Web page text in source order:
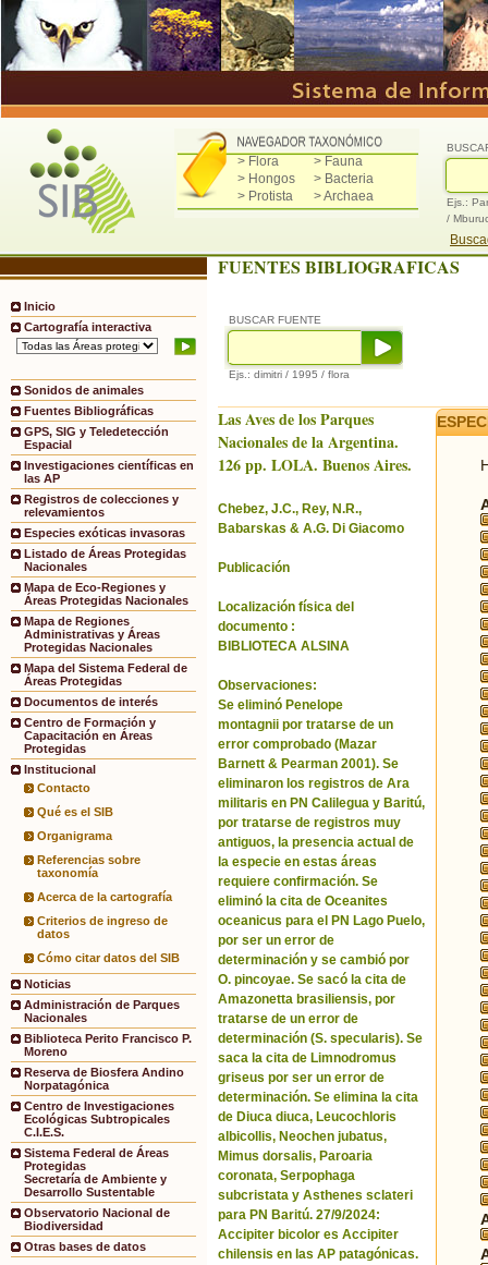
> Flora
> Fauna
> Hongos
> Bacteria
> Protista
> Archaea
Ejs.:
/
Inicio
Cartografía interactiva
Sonidos de animales
Fuentes Bibliográficas
GPS, SIG y Teledetección
Espacial
Investigaciones científicas en
las AP
Registros de colecciones y
relevamientos
Especies exóticas invasoras
Listado de Áreas Protegidas
Nacionales
Mapa de Eco-Regiones y
Áreas Protegidas Nacionales
Mapa de Regiones
Administrativas y Áreas
Protegidas Nacionales
Mapa del Sistema Federal de
Áreas Protegidas
Documentos de interés
Centro de Formación y
Capacitación en Áreas
Protegidas
Institucional
Contacto
Qué es el SIB
Organigrama
Referencias sobre
taxonomía
Acerca de la cartografía
Criterios de ingreso de
datos
Cómo citar datos del SIB
Noticias
Administración de Parques
Nacionales
Biblioteca Perito Francisco P.
Moreno
Reserva de Biosfera Andino
Norpatagónica
Centro de Investigaciones
Ecológicas Subtropicales
C.I.E.S.
Sistema Federal de Áreas
Protegidas
Secretaría de Ambiente y
Desarrollo Sustentable
Observatorio Nacional de
Biodiversidad
Otras bases de datos
FUENTES BIBLIOGRAFICAS
BUSCAR FUENTE
Ejs.: dimitri / 1995 / flora
Las Aves de los Parques
Nacionales de la Argentina.
126 pp. LOLA. Buenos Aires.
Chebez, J.C., Rey, N.R.,
Babarskas & A.G. Di Giacomo
Publicación
Localización física del
documento :
BIBLIOTECA ALSINA
Observaciones:
Se eliminó Penelope
montagnii por tratarse de un
error comprobado (Mazar
Barnett & Pearman 2001). Se
eliminaron los registros de Ara
militaris en PN Calilegua y Baritú,
por tratarse de registros muy
antiguos, la presencia actual de
la especie en estas áreas
requiere confirmación. Se
eliminó la cita de Oceanites
oceanicus para el PN Lago Puelo,
por ser un error de
determinación y se cambió por
O. pincoyae. Se sacó la cita de
Amazonetta brasiliensis, por
tratarse de un error de
determinación (S. specularis). Se
saca la cita de Limnodromus
griseus por ser un error de
determinación. Se elimina la cita
de Diuca diuca, Leucochloris
albicollis, Neochen jubatus,
Mimus dorsalis, Paroaria
coronata, Serpophaga
subcristata y Asthenes sclateri
para PN Baritú. 27/9/2024:
Accipiter bicolor es Accipiter
chilensis en las AP patagónicas.